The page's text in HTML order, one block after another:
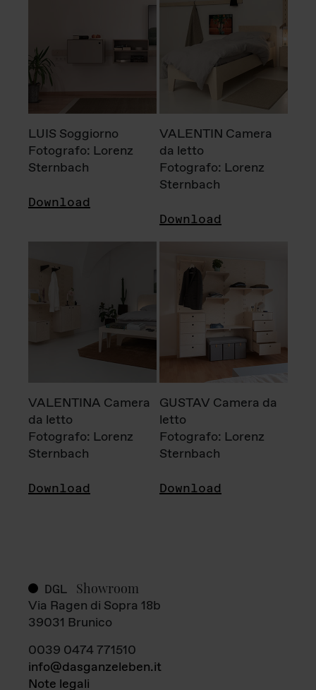
LUIS Soggiorno
Fotografo: Lorenz
Sternbach
Download
VALENTIN Camera
da letto
Fotografo: Lorenz
Sternbach
Download
VALENTINA Camera
da letto
Fotografo: Lorenz
Sternbach
Download
GUSTAV Camera da
letto
Fotografo: Lorenz
Sternbach
Download
DGL Showroom
Via Ragen di Sopra 18b
39031 Brunico
0039 0474 771510
info@dasganzeleben.it
Note legali